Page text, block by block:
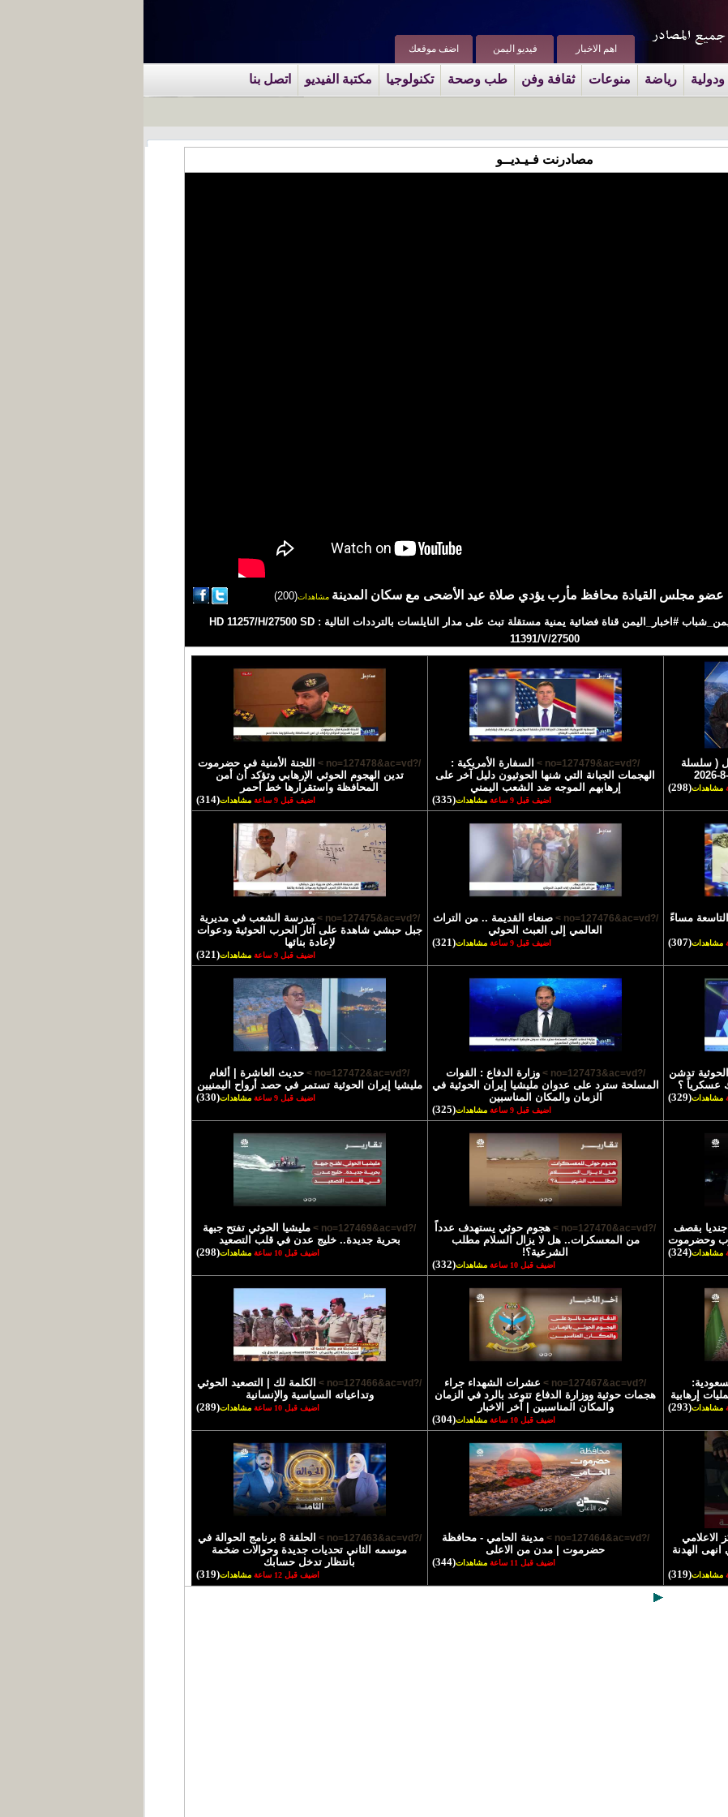
اضف موقعك فيديو اليمن اهم الاخبار
رياضة منوعات ثقافة وفن طب وصحة تكنولوجيا مكتبة الفيديو اتصل بنا
مصادرنت فـيـديــو
عضو مجلس القيادة محافظ مأرب يؤدي صلاة عيد الأضحى مع سكان المدينة مشاهدات(200)
| تقرير محمد عبد الكريم #اليمن #يمن_شباب #اخبار_اليمن قناة فضائية يمنية مستقلة تبث على مدار النايلسات بالترددات التالية : HD 11257/H/27500 SD
11391/V/27500
( سلسلة
مشاهدات(298)
/?no=127479&ac=vd >
السفارة الأمريكية :
الهجمات الجبانة التي شنها الحوثيون دليل آخر على
إرهابهم الموجه ضد الشعب اليمني
اضيف قبل 9 ساعة مشاهدات(335)
/?no=127478&ac=vd >
اللجنة الأمنية في حضرموت
تدين الهجوم الحوثي الإرهابي وتؤكد أن أمن
المحافظة واستقرارها خط أحمر
اضيف قبل 9 ساعة مشاهدات(314)
مساءً
مشاهدات(307)
/?no=127476&ac=vd >
صنعاء القديمة .. من التراث
العالمي إلى العبث الحوثي
اضيف قبل 9 ساعة مشاهدات(321)
/?no=127475&ac=vd >
مدرسة الشعب في مديرية
جبل حبشي شاهدة على آثار الحرب الحوثية ودعوات
لإعادة بنائها
اضيف قبل 9 ساعة مشاهدات(321)
تدشن
عسكرياً ؟
مشاهدات(329)
/?no=127473&ac=vd >
وزارة الدفاع : القوات
المسلحة سترد على عدوان مليشيا إيران الحوثية في
الزمان والمكان المناسبين
اضيف قبل 9 ساعة مشاهدات(325)
/?no=127472&ac=vd >
حديث العاشرة | ألغام
مليشيا إيران الحوثية تستمر في حصد أرواح اليمنيين
اضيف قبل 9 ساعة مشاهدات(330)
استشهاد 45 جنديا بقصف
وحضرموت
مشاهدات(324)
/?no=127470&ac=vd >
هجوم حوثي يستهدف عدداً
من المعسكرات.. هل لا يزال السلام مطلب
الشرعية؟!
اضيف قبل 10 ساعة مشاهدات(332)
/?no=127469&ac=vd >
مليشيا الحوثي تفتح جبهة
بحرية جديدة.. خليج عدن في قلب التصعيد
اضيف قبل 10 ساعة مشاهدات(298)
إرهابية
مشاهدات(293)
/?no=127467&ac=vd >
عشرات الشهداء جراء
هجمات حوثية ووزارة الدفاع تتوعد بالرد في الزمان
والمكان المناسبين | آخر الاخبار
اضيف قبل 10 ساعة مشاهدات(304)
/?no=127466&ac=vd >
الكلمة لك | التصعيد الحوثي
وتداعياته السياسية والإنسانية
اضيف قبل 10 ساعة مشاهدات(289)
الاعلامي
الهدنة
مشاهدات(319)
/?no=127464&ac=vd >
مدينة الحامي - محافظة
حضرموت | مدن من الاعلى
اضيف قبل 11 ساعة مشاهدات(344)
/?no=127463&ac=vd >
الحلقة 8 برنامج الحوالة في
موسمه الثاني تحديات جديدة وحوالات ضخمة
بانتظار تدخل حسابك
اضيف قبل 12 ساعة مشاهدات(319)